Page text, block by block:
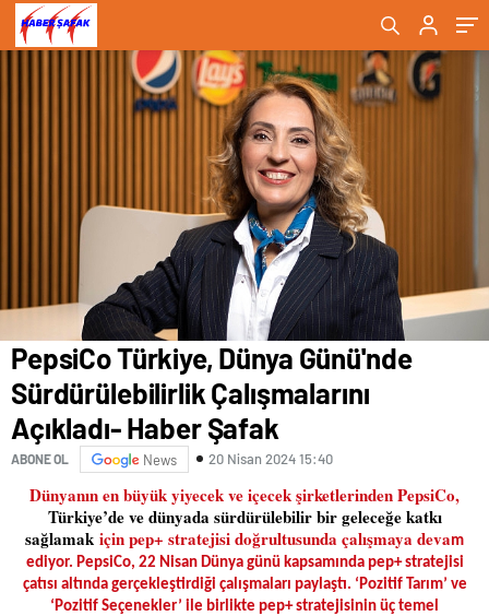
Haber Şafak
PepsiCo Türkiye, Dünya Günü'nde
Sürdürülebilirlik Çalışmalarını
Açıkladı- Haber Şafak
ABONE OL News 20 Nisan 2024 15:40
Dünyanın en büyük yiyecek ve içecek şirketlerinden PepsiCo,
Türkiye’de ve dünyada sürdürülebilir bir geleceğe katkı
sağlamak için pep+ stratejisi doğrultusunda çalışmaya devam
ediyor. PepsiCo, 22 Nisan Dünya günü kapsamında pep+ stratejisi
çatısı altında gerçekleştirdiği çalışmaları paylaştı. ‘Pozitif Tarım’ ve
‘Pozitif Seçenekler’ ile birlikte pep+ stratejisinin üç temel